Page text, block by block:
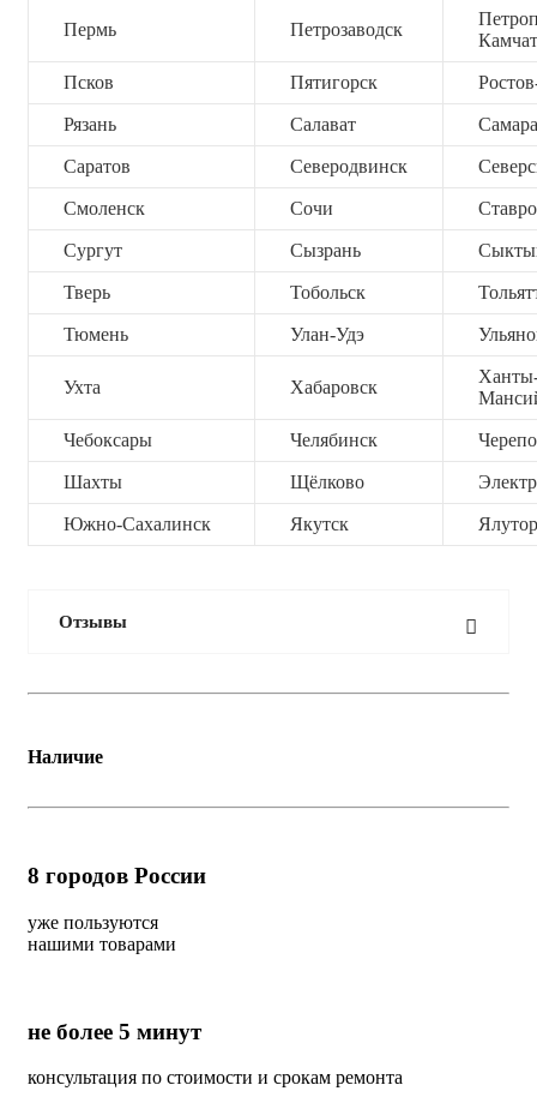
Пермь Петрозаводск
Псков Пятигорск
Рязань Салават Самара
Саратов Северодвинск
Смоленск Сочи
Сургут Сызрань
Тверь Тобольск
Тюмень Улан-Удэ
Ухта Хабаровск
Чебоксары Челябинск
Шахты Щёлково
Южно-Сахалинск Якутск
Отзывы
Наличие
8 городов России
уже пользуются
нашими товарами
не более 5 минут
консультация по стоимости и срокам ремонта